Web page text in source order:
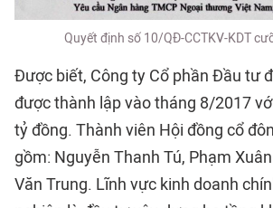
Quyết định số 10/QĐ-CCTKV-KDT
Được biết, Công ty Cổ phần Đầu tư
được thành lập vào tháng 8/2017
tỷ đồng. Thành viên Hội đồng cổ
gồm: Nguyễn Thanh Tú, Phạm
Văn Trung. Lĩnh vực kinh doanh